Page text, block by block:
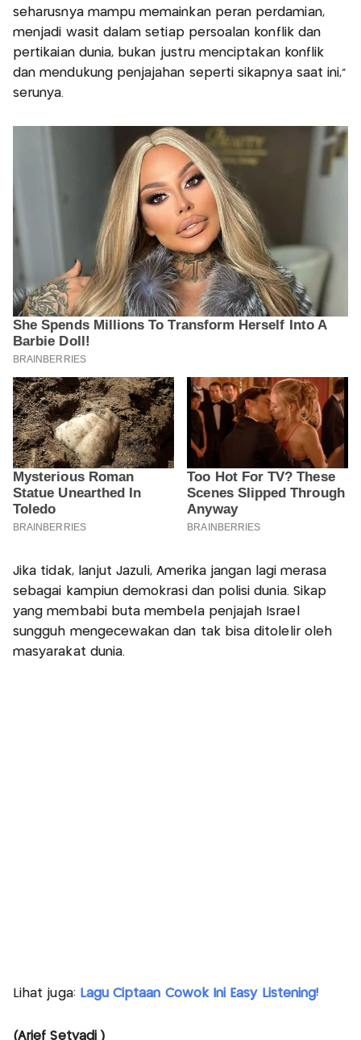
seharusnya mampu memainkan peran perdamian,
menjadi wasit dalam setiap persoalan konflik dan
pertikaian dunia, bukan justru menciptakan konflik
dan mendukung penjajahan seperti sikapnya saat ini,"
serunya.
Jika tidak, lanjut Jazuli, Amerika jangan lagi merasa
sebagai kampiun demokrasi dan polisi dunia. Sikap
yang membabi buta membela penjajah Israel
sungguh mengecewakan dan tak bisa ditolelir oleh
masyarakat dunia.
Lihat juga: Lagu Ciptaan Cowok Ini Easy Listening!
(Arief Setyadi )